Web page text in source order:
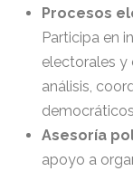
Procesos
Participa en
electorales y
análisis,
Asesoría
apoyo a